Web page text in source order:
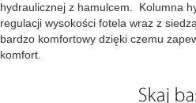
hydraulicznej z hamulcem. Kolumna
regulacji wysokości fotela wraz z
bardzo komfortowy dzięki czemu
komfort.